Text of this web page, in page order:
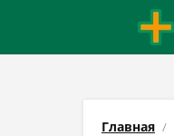
Главная